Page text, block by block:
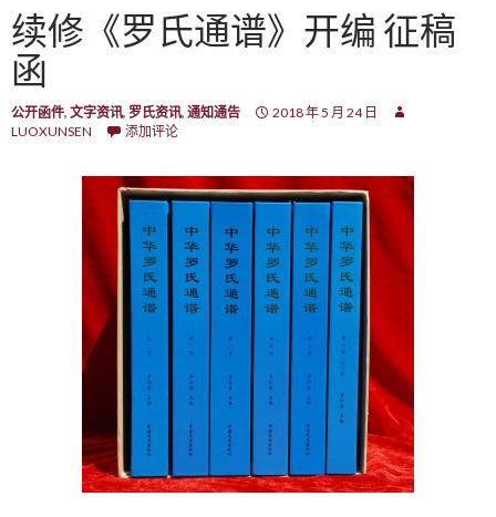
续修《罗氏通谱》开编 征稿
函
公开函件, 文字资讯, 罗氏资讯, 通知通告
2018 年 5 月 24 日
LUOXUNSEN
添加评论